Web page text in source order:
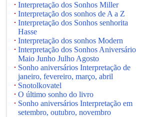
Interpretação dos Sonhos Miller
Interpretação dos sonhos de A a Z
Interpretação dos Sonhos senhorita
Hasse
Interpretação dos sonhos Modern
Interpretação dos Sonhos Aniversário
Maio Junho Julho Agosto
Sonho aniversários Interpretação de
janeiro, fevereiro, março, abril
Snotolkovatel
O último sonho do livro
Sonho aniversários Interpretação em
setembro, outubro, novembro